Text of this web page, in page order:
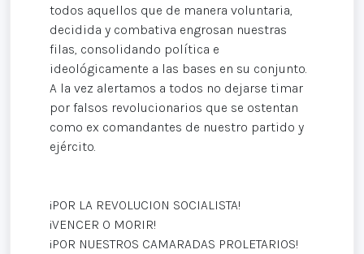
todos aquellos que de manera voluntaria,
decidida y combativa engrosan nuestras
filas, consolidando política e
ideológicamente a las bases en su conjunto.
A la vez alertamos a todos no dejarse timar
por falsos revolucionarios que se ostentan
como ex comandantes de nuestro partido y
ejército.
¡POR LA REVOLUCION SOCIALISTA!
¡VENCER O MORIR!
¡POR NUESTROS CAMARADAS PROLETARIOS!